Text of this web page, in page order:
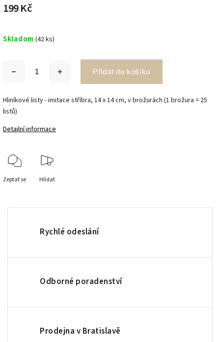
199 Kč
Skladom (42 ks)
Přidat do košíku
Hliníkové listy - imitace stříbra, 14 x 14 cm, v brožurách (1 brožura = 25
listů)
Detailní informace
Zeptat se Hlídat
Rychlé odeslání
Odborné poradenství
Prodejna v Bratislavě